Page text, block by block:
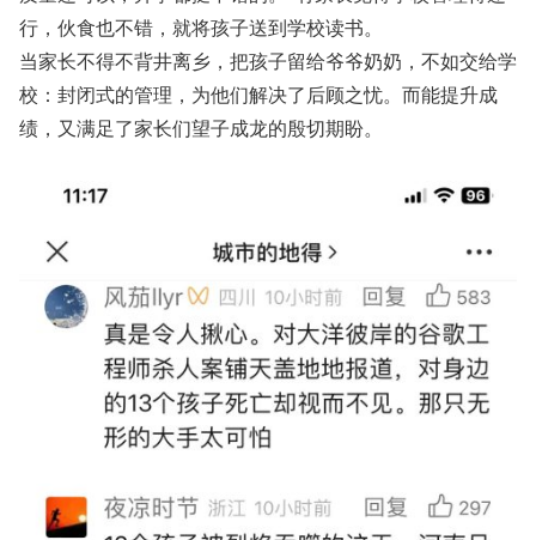
行，伙食也不错，就将孩子送到学校读书。
当家长不得不背井离乡，把孩子留给爷爷奶奶，不如交给学
校：封闭式的管理，为他们解决了后顾之忧。而能提升成
绩，又满足了家长们望子成龙的殷切期盼。